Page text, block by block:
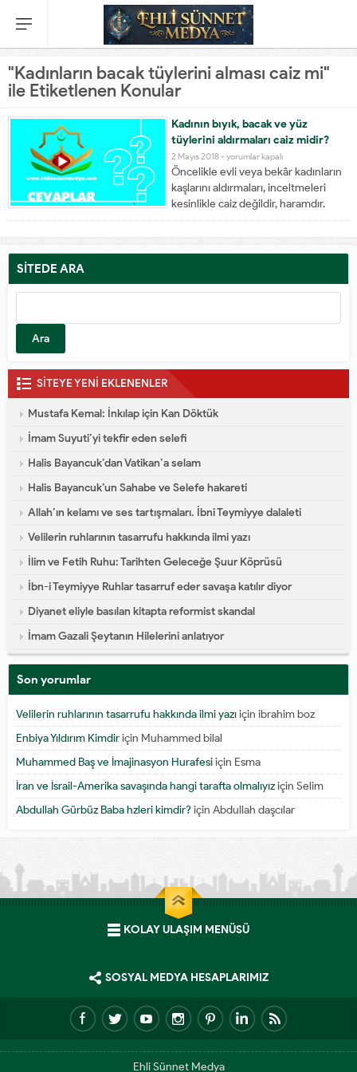
"Kadınların bacak tüylerini alması caiz mi"
ile Etiketlenen Konular
Kadının bıyık, bacak ve yüz
tüylerini aldırmaları caiz midir?
2 Mayıs 2018 - Kadının
bıyık,
bacak
ve
yüz
tüylerini
aldırmaları
midir?
yorumlar kapalı
Öncelikle evli veya bekâr kadınların
kaşlarını aldırmaları, inceltmeleri
kesinlikle caiz değildir, haramdır.
Kadınların bacak kılları veya bıyık
tüyleri gibi doğal olmayan, vücudun
azası sayılmayan türden temizliği
temizliğe evli bayanların daha özen
SİTEDE ARA
SİTEYE YENİ EKLENENLER
Mustafa Kemal: İnkılap için Kan Döktük
İmam Suyuti’yi tekfir eden selefi
Halis Bayancuk’dan Vatikan’a selam
Halis Bayancuk’un Sahabe ve Selefe hakareti
Allah’ın kelamı ve ses tartışmaları. İbni Teymiyye dalaleti
Velilerin ruhlarının tasarrufu hakkında ilmi yazı
İlim ve Fetih Ruhu: Tarihten Geleceğe Şuur Köprüsü
İbn-i Teymiyye Ruhlar tasarruf eder savaşa katılır diyor
Diyanet eliyle basılan kitapta reformist skandal
İmam Gazali Şeytanın Hilelerini anlatıyor
Son yorumlar
Velilerin ruhlarının tasarrufu hakkında ilmi yazıiçin ibrahim boz
Enbiya Yıldırım Kimdiriçin Muhammed bilal
Muhammed Baş ve İmajinasyon Hurafesiiçin Esma
İran ve İsrail-Amerika savaşında hangi tarafta olmalıyıziçin Selim
Abdullah Gürbüz Baba hzleri kimdir?için Abdullah daşcılar
KOLAY ULAŞIM MENÜSÜ
SOSYAL MEDYA HESAPLARIMIZ
Ehli Sünnet Medya